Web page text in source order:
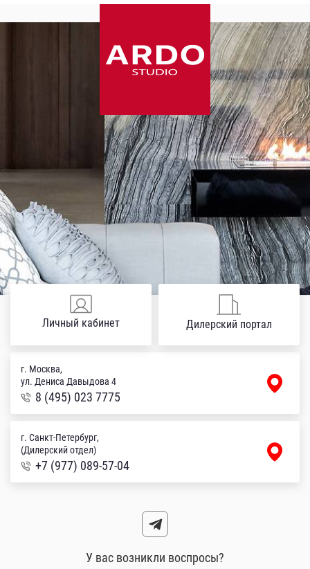
г. Москва,
ул. Дениса Давыдова 4
8 (495) 023 7775
г. Санкт-Петербург,
(Дилерский отдел)
+7 (977) 089-57-04
Личный кабинет Дилерский портал
У вас возникли воспросы?